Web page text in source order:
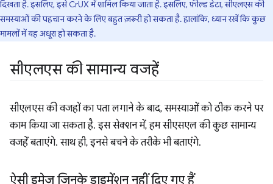
दिखता है. इसलिए, इसे CrUX में शामिल किया जाता है. इसलिए, फ़ील्ड डेटा, सीएलएस की
समस्याओं की पहचान करने के लिए बहुत ज़रूरी हो सकता है. हालांकि, ध्यान रखें कि कुछ
मामलों में यह अधूरा हो सकता है.
सीएलएस की सामान्य वजहें
सीएलएस की वजहों का पता लगाने के बाद, समस्याओं को ठीक करने पर
काम किया जा सकता है. इस सेक्शन में, हम सीएसएल की कुछ सामान्य
वजहें बताएंगे. साथ ही, इनसे बचने के तरीके भी बताएंगे.
ऐसी इमेज जिनके डाइमेंशन नहीं दिए गए हैं